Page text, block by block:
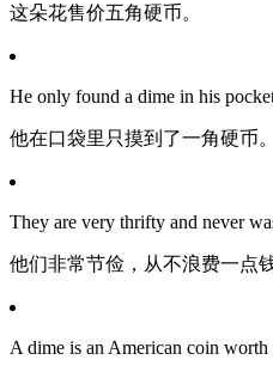
这朵花售价五角硬币。
He only found a dime in his
他在口袋里只摸到了一角硬币。
They are very thrifty and never
他们非常节俭，从不浪费一点钱
A dime is an American coin worth